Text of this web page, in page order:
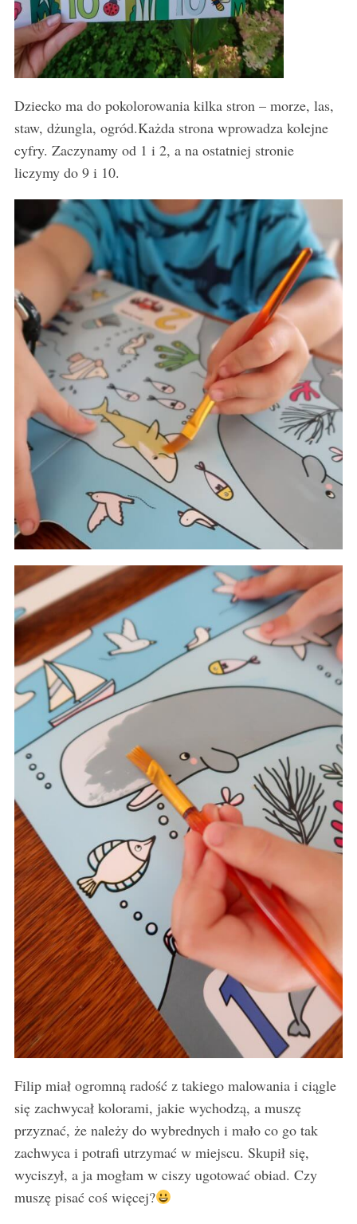
Dziecko ma do pokolorowania kilka stron – morze, las,
staw, dżungla, ogród.Każda strona wprowadza kolejne
cyfry. Zaczynamy od 1 i 2, a na ostatniej stronie
liczymy do 9 i 10.
Filip miał ogromną radość z takiego malowania i ciągle
się zachwycał kolorami, jakie wychodzą, a muszę
przyznać, że należy do wybrednych i mało co go tak
zachwyca i potrafi utrzymać w miejscu. Skupił się,
wyciszył, a ja mogłam w ciszy ugotować obiad. Czy
muszę pisać coś więcej?